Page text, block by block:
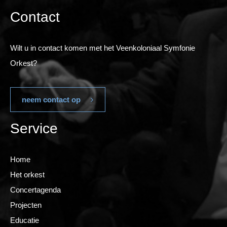
Contact
Wilt u in contact komen met het Veenkoloniaal Symfonie
Orkest?
neem contact op
Service
Home
Het orkest
Concertagenda
Projecten
Educatie